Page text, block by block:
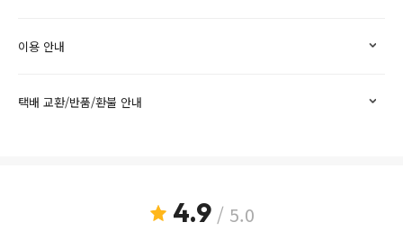
이용 안내
택배 교환/반품/환불 안내
4.9/ 5.0